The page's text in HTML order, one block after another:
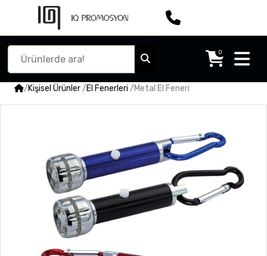
0
/Kişisel Ürünler/El Fenerleri /Metal El Feneri